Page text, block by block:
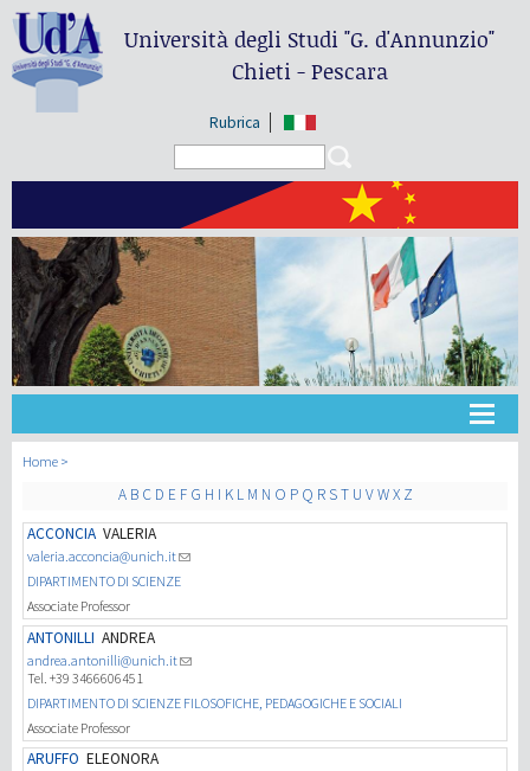
Università degli Studi"G. d'Annunzio"
Chieti - Pescara
Rubrica
教学
Home
A B C D E F G H I K L M N O P Q R S T U V W X Z
ACCONCIA VALERIA
valeria.acconcia@unich.it
DIPARTIMENTO DI SCIENZE
Associate Professor
ANTONILLI ANDREA
andrea.antonilli@unich.it
Tel. +39 3466606451
DIPARTIMENTO DI SCIENZE FILOSOFICHE, PEDAGOGICHE E SOCIALI
Associate Professor
ARUFFO ELEONORA